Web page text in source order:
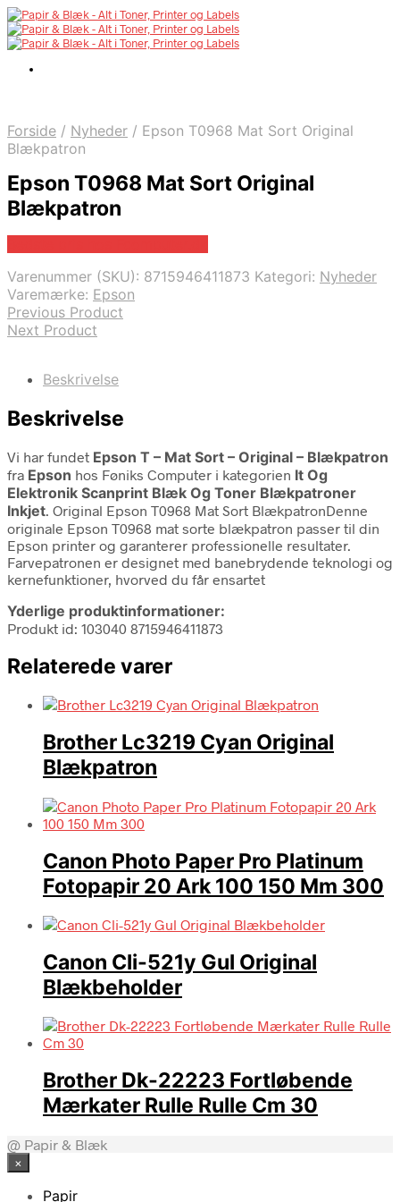
Forside / Nyheder / Epson T0968 Mat Sort Original
Blækpatron
Epson T0968 Mat Sort Original
Blækpatron
Varenummer (SKU): 8715946411873 Kategori: Nyheder
Varemærke: Epson
Previous Product
Next Product
Beskrivelse
Beskrivelse
Vi har fundet Epson T – Mat Sort – Original – Blækpatron
fra Epson hos Føniks Computer i kategorien It Og
Elektronik Scanprint Blæk Og Toner Blækpatroner
Inkjet. Original Epson T0968 Mat Sort BlækpatronDenne
originale Epson T0968 mat sorte blækpatron passer til din
Epson printer og garanterer professionelle resultater.
Farvepatronen er designet med banebrydende teknologi og
kernefunktioner, hvorved du får ensartet
Yderlige produktinformationer:
Produkt id: 103040 8715946411873
Relaterede varer
Brother Lc3219 Cyan Original
Blækpatron
Canon Photo Paper Pro Platinum
Fotopapir 20 Ark 100 150 Mm 300
Canon Cli-521y Gul Original
Blækbeholder
Brother Dk-22223 Fortløbende
Mærkater Rulle Rulle Cm 30
@ Papir & Blæk
×
Papir